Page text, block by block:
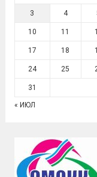
3 4
10 11
17 18
24 25
31
« ИЮЛ